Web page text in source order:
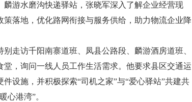
麟游水磨沟快递驿站，张晓军深入了解企业经营现
落地，优化路网衔接与服务供给，助力物流企业降
走访千阳南寨道班、凤县公路段、麟游酒房道班、
，询问一线人员工作生活需求。他要求县区交通运
设施，并积极探索“司机之家”与“爱心驿站”共建共
心港湾”。